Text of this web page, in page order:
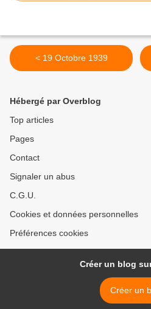
< 19 Octobre 1939
Hébergé par Overblog
Top articles
Pages
Contact
Signaler un abus
C.G.U.
Cookies et données personnelles
Préférences cookies
Créer un blog
Créer un